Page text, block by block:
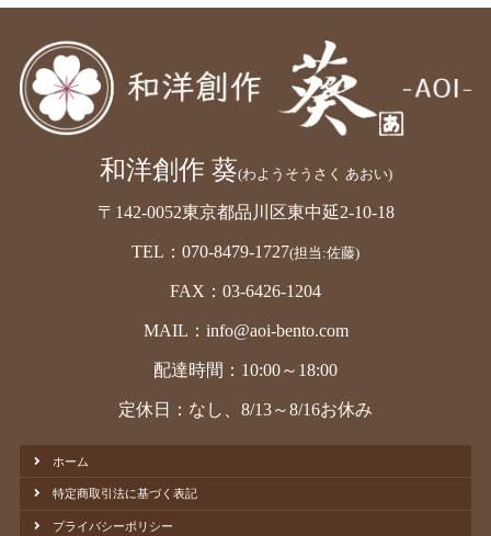
和洋創作 葵(わようそうさく あおい)
〒142-0052東京都品川区東中延2-10-18
TEL：070-8479-1727(担当:佐藤)
FAX：03-6426-1204
MAIL：info@aoi-bento.com
配達時間：10:00～18:00
定休日：なし、8/13～8/16お休み
ホーム
特定商取引法に基づく表記
プライバシーポリシー